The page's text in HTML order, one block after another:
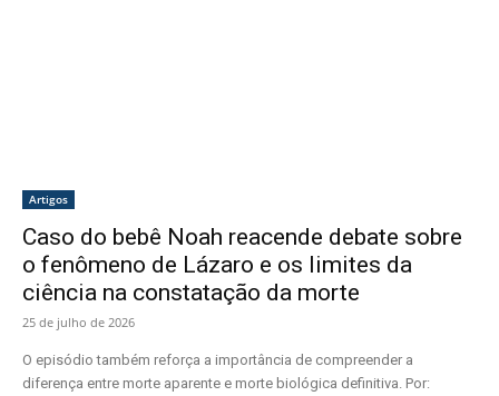
Artigos
Caso do bebê Noah reacende debate sobre
o fenômeno de Lázaro e os limites da
ciência na constatação da morte
25 de julho de 2026
O episódio também reforça a importância de compreender a
diferença entre morte aparente e morte biológica definitiva. Por: